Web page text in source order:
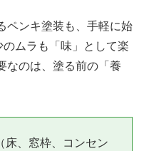
ペンキ塗装も、手軽に始
ムラも「味」として楽
なのは、塗る前の「養
床、窓枠、コンセン